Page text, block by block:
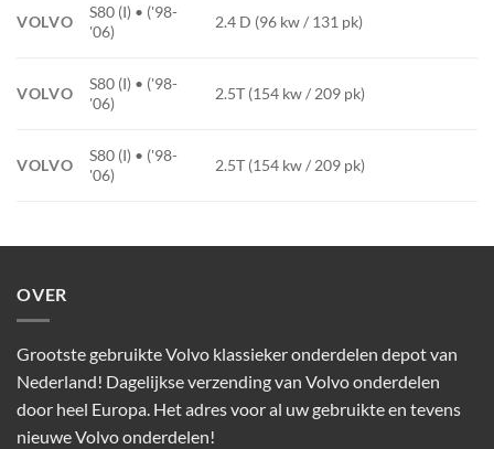
VOLVO
S80 (I) • ('98-
'06)
2.4 D (96 kw / 131 pk)
VOLVO
S80 (I) • ('98-
'06)
2.5T (154 kw / 209 pk)
VOLVO
S80 (I) • ('98-
'06)
2.5T (154 kw / 209 pk)
OVER
Grootste gebruikte Volvo klassieker onderdelen depot van
Nederland! Dagelijkse verzending van Volvo onderdelen
door heel Europa. Het adres voor al uw gebruikte en tevens
nieuwe Volvo onderdelen!